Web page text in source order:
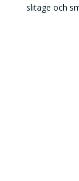
slitage och